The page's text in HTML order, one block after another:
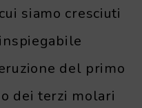
siamo cresciuti
del primo
dei terzi molari